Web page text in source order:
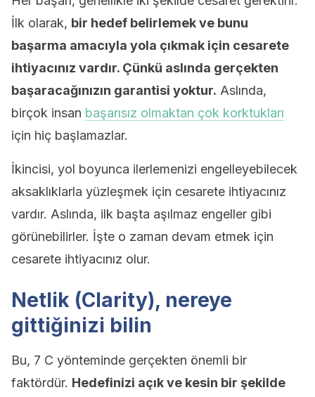
İlk olarak, bir hedef belirlemek ve bunu
başarma amacıyla yola çıkmak için cesarete
ihtiyacınız vardır. Çünkü aslında gerçekten
başaracağınızın garantisi yoktur. Aslında,
birçok insan başarısız olmaktan çok korktukları
için hiç başlamazlar.
İkincisi, yol boyunca ilerlemenizi engelleyebilecek
aksaklıklarla yüzleşmek için cesarete ihtiyacınız
vardır. Aslında, ilk başta aşılmaz engeller gibi
görünebilirler. İşte o zaman devam etmek için
cesarete ihtiyacınız olur.
Netlik (Clarity), nereye
gittiğinizi bilin
Bu, 7 C yönteminde gerçekten önemli bir
faktördür. Hedefinizi açık ve kesin bir şekilde